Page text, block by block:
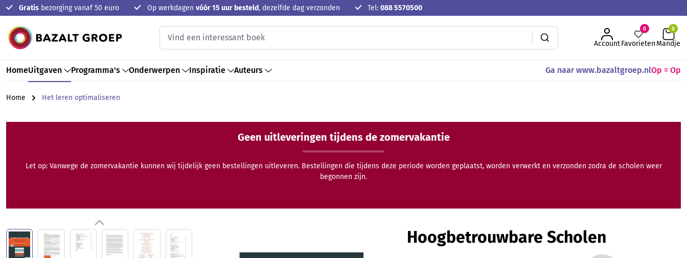
Ga naar de hoofdnavigatie
Gratisbezorging vanaf 50 euro Op werkdagen vóór 15 uur besteld, dezelfde dag verzonden Tel:088 5570500
AccountFavorieten Mandje
0
HomeUitgaven Programma's Onderwerpen Inspiratie Auteurs Ga naar www.bazaltgroep.nlOp = Op
Home Het leren optimaliseren
Geen uitleveringen tijdens de zomervakantie
Let op: Vanwege de zomervakantie kunnen wij tijdelijk geen bestellingen uitleveren. Bestellingen die tijdens deze periode worden geplaatst, worden verwerkt en verzonden zodra de scholen weer
begonnen zijn.
Afbeeldingengalerij overslaan Hoogbetrouwbare Scholen